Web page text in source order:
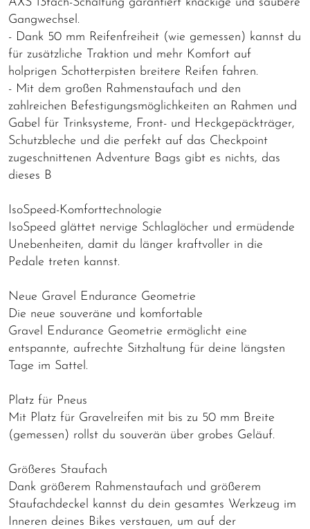
Gangwechsel.
- Dank 50 mm Reifenfreiheit (wie gemessen) kannst du
für zusätzliche Traktion und mehr Komfort auf
holprigen Schotterpisten breitere Reifen fahren.
- Mit dem großen Rahmenstaufach und den
zahlreichen Befestigungsmöglichkeiten an Rahmen und
Gabel für Trinksysteme, Front- und Heckgepäckträger,
Schutzbleche und die perfekt auf das Checkpoint
zugeschnittenen Adventure Bags gibt es nichts, das
dieses B
IsoSpeed-Komforttechnologie
IsoSpeed glättet nervige Schlaglöcher und ermüdende
Unebenheiten, damit du länger kraftvoller in die
Pedale treten kannst.
Neue Gravel Endurance Geometrie
Die neue souveräne und komfortable
Gravel Endurance Geometrie ermöglicht eine
entspannte, aufrechte Sitzhaltung für deine längsten
Tage im Sattel.
Platz für Pneus
Mit Platz für Gravelreifen mit bis zu 50 mm Breite
(gemessen) rollst du souverän über grobes Geläuf.
Größeres Staufach
Dank größerem Rahmenstaufach und größerem
Staufachdeckel kannst du dein gesamtes Werkzeug im
Inneren deines Bikes verstauen, um auf der